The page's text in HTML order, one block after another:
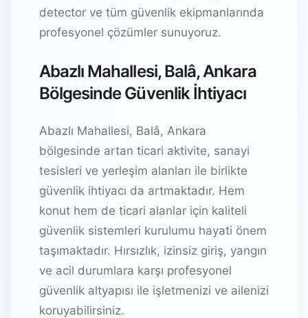
detector ve tüm güvenlik ekipmanlarında
profesyonel çözümler sunuyoruz.
Abazlı Mahallesi, Balâ, Ankara
Bölgesinde Güvenlik İhtiyacı
Abazlı Mahallesi, Balâ, Ankara
bölgesinde artan ticari aktivite, sanayi
tesisleri ve yerleşim alanları ile birlikte
güvenlik ihtiyacı da artmaktadır. Hem
konut hem de ticari alanlar için kaliteli
güvenlik sistemleri kurulumu hayati önem
taşımaktadır. Hırsızlık, izinsiz giriş, yangın
ve acil durumlara karşı profesyonel
güvenlik altyapısı ile işletmenizi ve ailenizi
koruyabilirsiniz.